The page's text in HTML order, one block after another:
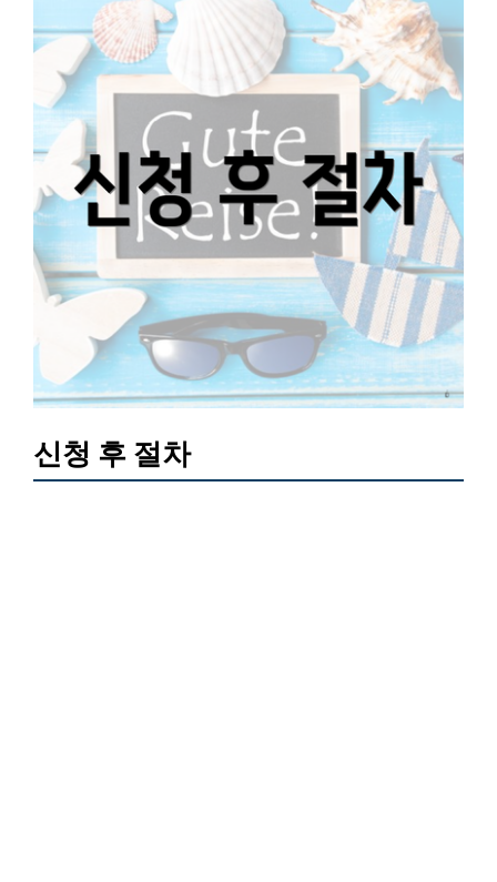
신청 후 절차